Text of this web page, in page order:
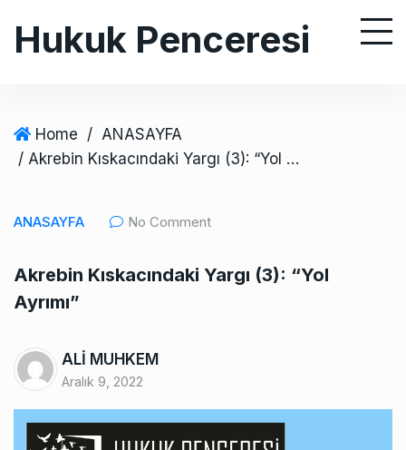
Hukuk Penceresi
Home / ANASAYFA
/ Akrebin Kıskacındaki Yargı (3): “Yol Ayrımı”
ANASAYFA No Comment
Akrebin Kıskacındaki Yargı (3): “Yol
Ayrımı”
ALİ MUHKEM
Aralık 9, 2022